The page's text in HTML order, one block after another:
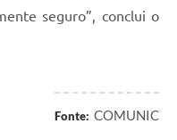
seguro”, conclui o
Fonte: COMUNIC